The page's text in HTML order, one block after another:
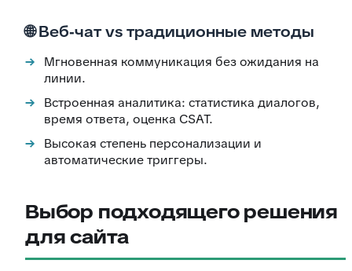
🌐 Веб‑чат vs традиционные методы
Мгновенная коммуникация без ожидания на
линии.
Встроенная аналитика: статистика диалогов,
время ответа, оценка CSAT.
Высокая степень персонализации и
автоматические триггеры.
Выбор подходящего решения
для сайта